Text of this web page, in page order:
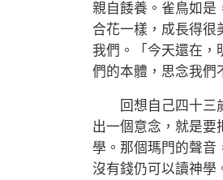
親自餧養。雀鳥如是
合花一樣，成長得很
我們。「今天還在，
們的本體，思念我們
回想自己四十三歲
出一個意念，就是要
學。那個瑪門的聲音
沒有錢仍可以讀神學